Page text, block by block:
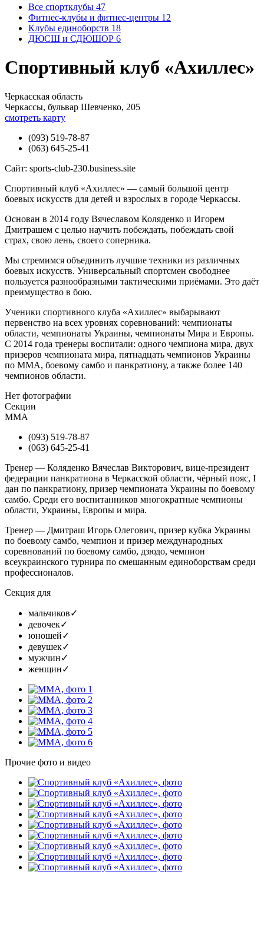
Все спортклубы 47
Фитнес-клубы и фитнес-центры 12
Клубы единоборств 18
ДЮСШ и СДЮШОР 6
Спортивный клуб «Ахиллес»
Черкасская область
Черкассы, бульвар Шевченко, 205
смотреть карту
(093) 519-78-87
(063) 645-25-41
Сайт: sports-club-230.business.site
Спортивный клуб «Ахиллес» — самый большой центр
боевых искусств для детей и взрослых в городе Черкассы.
Основан в 2014 году Вячеславом Коляденко и Игорем
Дмитрашем с целью научить побеждать, побеждать свой
страх, свою лень, своего соперника.
Мы стремимся объединить лучшие техники из различных
боевых искусств. Универсальный спортсмен свободнее
пользуется разнообразными тактическими приёмами. Это даёт
преимущество в бою.
Ученики спортивного клуба «Ахиллес» выбарывают
первенство на всех уровнях соревнований: чемпионаты
области, чемпионаты Украины, чемпионаты Мира и Европы.
С 2014 года тренеры воспитали: одного чемпиона мира, двух
призеров чемпионата мира, пятнадцать чемпионов Украины
по MMA, боевому самбо и панкратиону, а также более 140
чемпионов области.
Нет фотографии
Секции
MMA
(093) 519-78-87
(063) 645-25-41
Тренер — Коляденко Вячеслав Викторович, вице-президент
федерации панкратиона в Черкасской области, чёрный пояс, I
дан по панкратиону, призер чемпионата Украины по боевому
самбо. Среди его воспитанников многократные чемпионы
области, Украины, Европы и мира.
Тренер — Дмитраш ​​Игорь Олегович, призер кубка Украины
по боевому самбо, чемпион и призер международных
соревнований по боевому самбо, дзюдо, чемпион
всеукраинского турнира по смешанным единоборствам среди
профессионалов.
Секция для
мальчиков✓
девочек✓
юношей✓
девушек✓
мужчин✓
женщин✓
Прочие фото и видео